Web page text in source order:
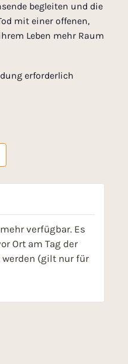
begleiten und die
mit einer offenen,
Leben mehr Raum
erforderlich
verfügbar. Es
Ort am Tag der
(gilt nur für